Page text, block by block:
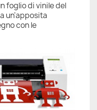
foglio di vinile del
un'apposita
con le